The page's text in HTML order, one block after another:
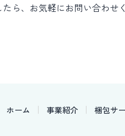
ら、お気軽にお問い合わせ
ホーム 事業紹介 梱包サ